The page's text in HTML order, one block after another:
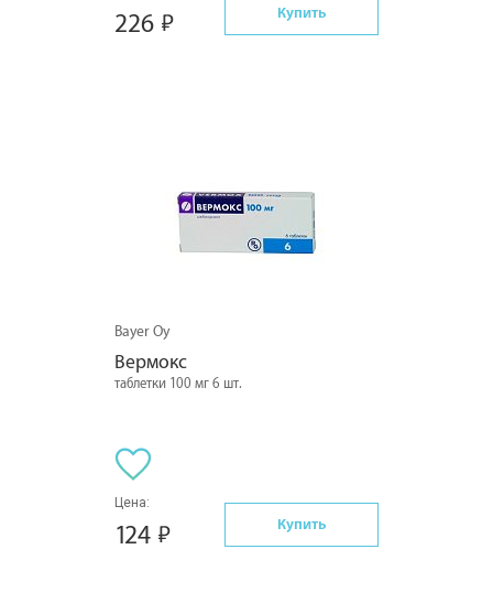
226 Купить
Bayer Oy
Вермокс
таблетки 100 мг 6 шт.
Цена:
124 Купить